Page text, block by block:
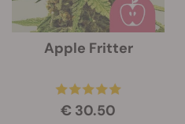
Apple Fritter
€ 30.50